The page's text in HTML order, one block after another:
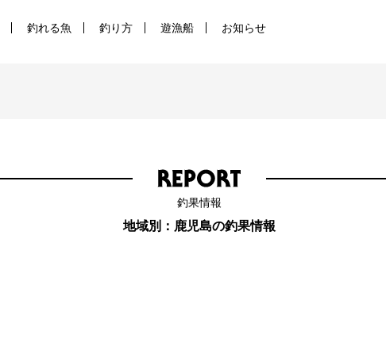
釣れる魚 釣り方 遊漁船 お知らせ
釣果情報
地域別：鹿児島の釣果情報